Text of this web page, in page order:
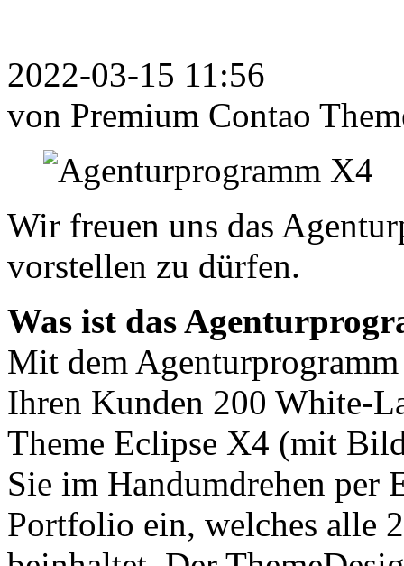
2022-03-15 11:56
von Premium Contao
Wir freuen uns das
vorstellen zu dürfen.
Was ist das
Mit dem
Ihren Kunden 200 White-
Theme Eclipse X4 (mit
Sie im Handumdrehen per
Portfolio ein, welches alle